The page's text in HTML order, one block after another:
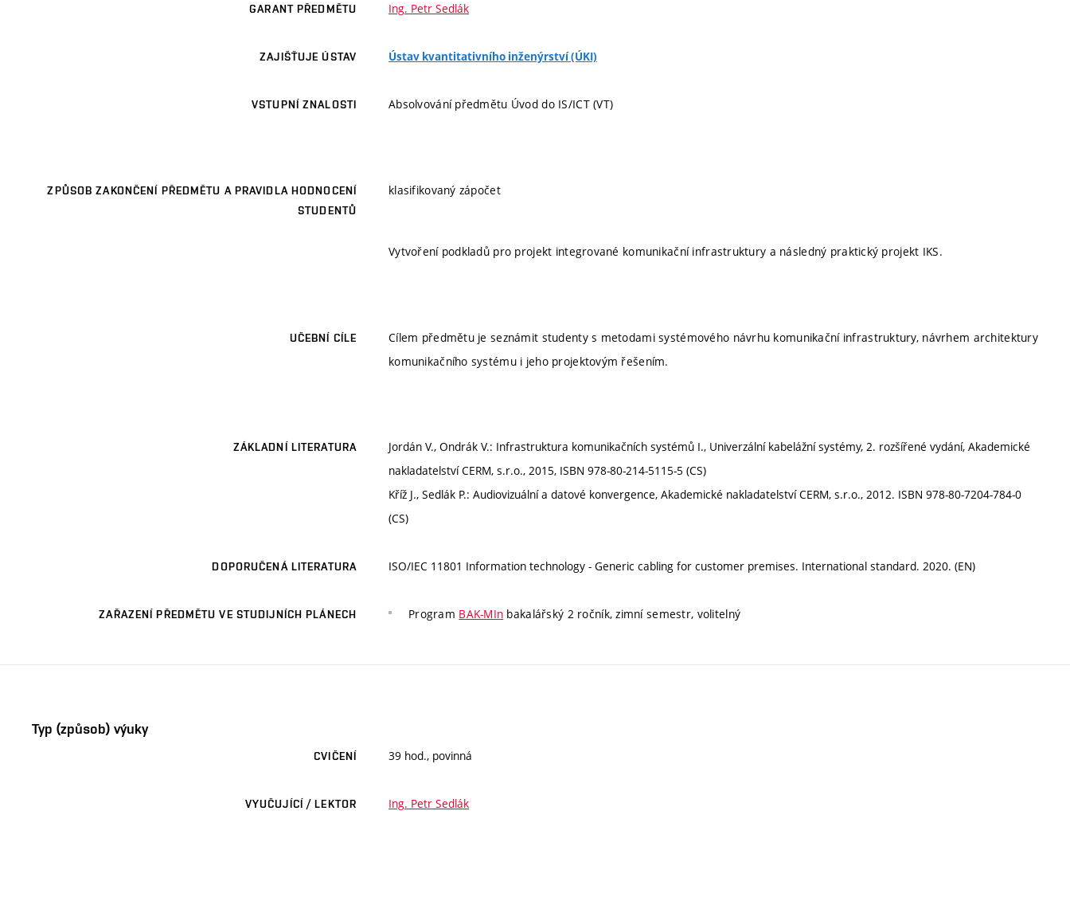
GARANT PŘEDMĚTU Ing. Petr Sedlák
ZAJIŠŤUJE ÚSTAV Ústav kvantitativního inženýrství (ÚKI)
VSTUPNÍ ZNALOSTI Absolvování předmětu Úvod do IS/ICT (VT)
ZPŮSOB ZAKONČENÍ PŘEDMĚTU A PRAVIDLA HODNOCENÍ
STUDENTŮ
klasifikovaný zápočet
Vytvoření podkladů pro projekt integrované komunikační infrastruktury a následný praktický projekt IKS.
UČEBNÍ CÍLE
Cílem předmětu je seznámit studenty s metodami systémového návrhu komunikační infrastruktury, návrhem architektury
komunikačního systému i jeho projektovým řešením.
ZÁKLADNÍ LITERATURA
Jordán V., Ondrák V.: Infrastruktura komunikačních systémů I., Univerzální kabelážní systémy, 2. rozšířené vydání, Akademické
nakladatelství CERM, s.r.o., 2015, ISBN 978-80-214-5115-5 (CS)
Kříž J., Sedlák P.: Audiovizuální a datové konvergence, Akademické nakladatelství CERM, s.r.o., 2012. ISBN 978-80-7204-784-0
(CS)
DOPORUČENÁ LITERATURA ISO/IEC 11801 Information technology - Generic cabling for customer premises. International standard. 2020. (EN)
ZAŘAZENÍ PŘEDMĚTU VE STUDIJNÍCH PLÁNECH Program BAK-MIn bakalářský 2 ročník, zimní semestr, volitelný
Typ (způsob) výuky
CVIČENÍ 39 hod., povinná
VYUČUJÍCÍ / LEKTOR Ing. Petr Sedlák